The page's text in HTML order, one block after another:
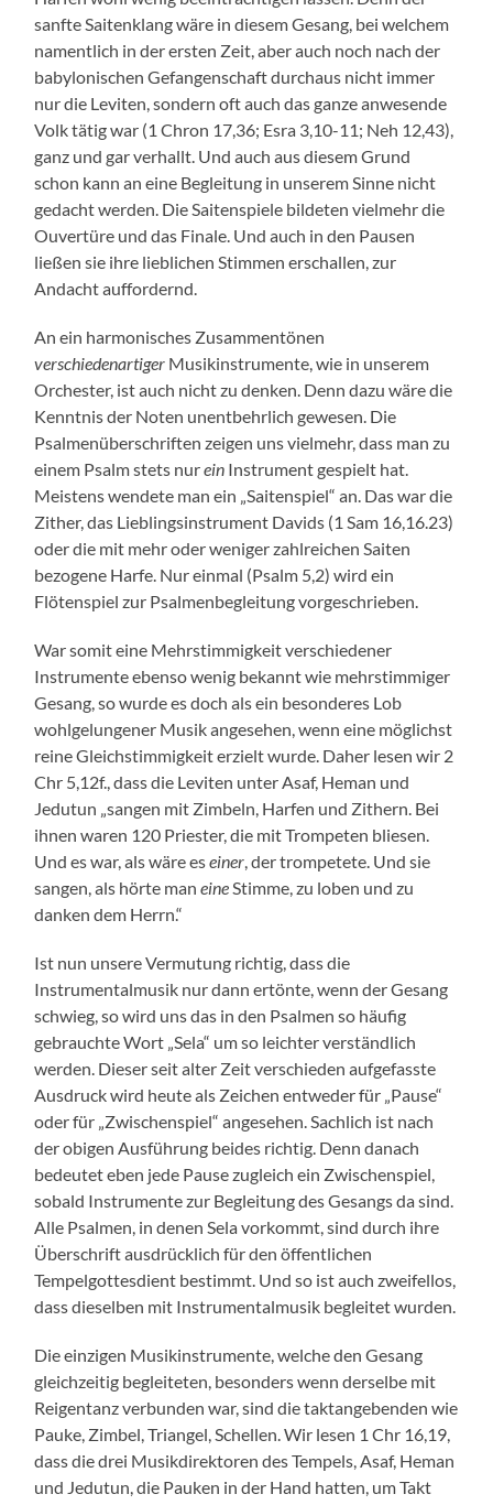
sanfte Saitenklang wäre in diesem Gesang, bei welchem
namentlich in der ersten Zeit, aber auch noch nach der
babylonischen Gefangenschaft durchaus nicht immer
nur die Leviten, sondern oft auch das ganze anwesende
Volk tätig war (1 Chron 17,36; Esra 3,10-11; Neh 12,43),
ganz und gar verhallt. Und auch aus diesem Grund
schon kann an eine Begleitung in unserem Sinne nicht
gedacht werden. Die Saitenspiele bildeten vielmehr die
Ouvertüre und das Finale. Und auch in den Pausen
ließen sie ihre lieblichen Stimmen erschallen, zur
Andacht auffordernd.
An ein harmonisches Zusammentönen
verschiedenartiger Musikinstrumente, wie in unserem
Orchester, ist auch nicht zu denken. Denn dazu wäre die
Kenntnis der Noten unentbehrlich gewesen. Die
Psalmenüberschriften zeigen uns vielmehr, dass man zu
einem Psalm stets nurein Instrument gespielt hat.
Meistens wendete man ein „Saitenspiel“ an. Das war die
Zither, das Lieblingsinstrument Davids (1 Sam 16,16.23)
oder die mit mehr oder weniger zahlreichen Saiten
bezogene Harfe. Nur einmal (Psalm 5,2) wird ein
Flötenspiel zur Psalmenbegleitung vorgeschrieben.
War somit eine Mehrstimmigkeit verschiedener
Instrumente ebenso wenig bekannt wie mehrstimmiger
Gesang, so wurde es doch als ein besonderes Lob
wohlgelungener Musik angesehen, wenn eine möglichst
reine Gleichstimmigkeit erzielt wurde. Daher lesen wir 2
Chr 5,12f., dass die Leviten unter Asaf, Heman und
Jedutun „sangen mit Zimbeln, Harfen und Zithern. Bei
ihnen waren 120 Priester, die mit Trompeten bliesen.
Und es war, als wäre eseiner , der trompetete. Und sie
sangen, als hörte maneine Stimme, zu loben und zu
danken dem Herrn.“
Ist nun unsere Vermutung richtig, dass die
Instrumentalmusik nur dann ertönte, wenn der Gesang
schwieg, so wird uns das in den Psalmen so häufig
gebrauchte Wort „Sela“ um so leichter verständlich
werden. Dieser seit alter Zeit verschieden aufgefasste
Ausdruck wird heute als Zeichen entweder für „Pause“
oder für „Zwischenspiel“ angesehen. Sachlich ist nach
der obigen Ausführung beides richtig. Denn danach
bedeutet eben jede Pause zugleich ein Zwischenspiel,
sobald Instrumente zur Begleitung des Gesangs da sind.
Alle Psalmen, in denen Sela vorkommt, sind durch ihre
Überschrift ausdrücklich für den öffentlichen
Tempelgottesdient bestimmt. Und so ist auch zweifellos,
dass dieselben mit Instrumentalmusik begleitet wurden.
Die einzigen Musikinstrumente, welche den Gesang
gleichzeitig begleiteten, besonders wenn derselbe mit
Reigentanz verbunden war, sind die taktangebenden wie
Pauke, Zimbel, Triangel, Schellen. Wir lesen 1 Chr 16,19,
dass die drei Musikdirektoren des Tempels, Asaf, Heman
und Jedutun, die Pauken in der Hand hatten, um Takt